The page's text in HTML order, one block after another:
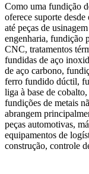
Como uma fundição
oferece suporte
até peças de
engenharia, fundição
CNC, tratamentos
fundidas de aço
de aço carbono,
ferro fundido dúctil,
liga à base de
fundições de metais
abrangem
peças automotivas,
equipamentos de
construção, controle